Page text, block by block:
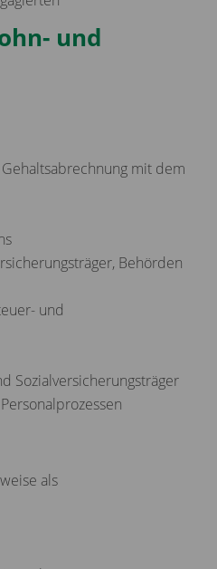
und
mit dem
Behörden
und
Sozialversicherungsträger
als